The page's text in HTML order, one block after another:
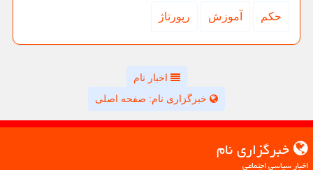
حكم آموزش رپورتاژ
اخبار نام
خبرگزاری نام: صفحه اصلی
خبرگزاری نام
اخبار سیاسی اجتماعی